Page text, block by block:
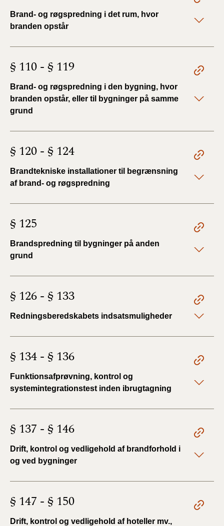
Brand- og røgspredning i det rum, hvor
branden opstår
§ 110 - § 119
Brand- og røgspredning i den bygning, hvor
branden opstår, eller til bygninger på samme
grund
§ 120 - § 124
Brandtekniske installationer til begrænsning
af brand- og røgspredning
§ 125
Brandspredning til bygninger på anden
grund
§ 126 - § 133
Redningsberedskabets indsatsmuligheder
§ 134 - § 136
Funktionsafprøvning, kontrol og
systemintegrationstest inden ibrugtagning
§ 137 - § 146
Drift, kontrol og vedligehold af brandforhold i
og ved bygninger
§ 147 - § 150
Drift, kontrol og vedligehold af hoteller mv.,